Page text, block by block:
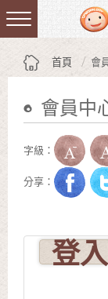
跳到主要內容區塊
:::
首頁 會
會員中
字級：
分享：